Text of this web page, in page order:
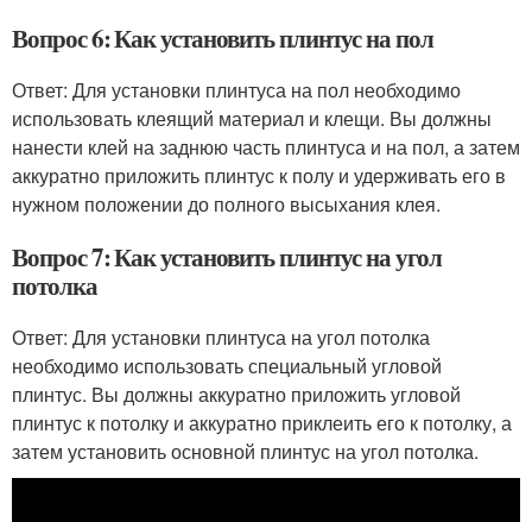
Вопрос 6: Как установить плинтус на пол
Ответ: Для установки плинтуса на пол необходимо
использовать клеящий материал и клещи. Вы должны
нанести клей на заднюю часть плинтуса и на пол, а затем
аккуратно приложить плинтус к полу и удерживать его в
нужном положении до полного высыхания клея.
Вопрос 7: Как установить плинтус на угол
потолка
Ответ: Для установки плинтуса на угол потолка
необходимо использовать специальный угловой
плинтус. Вы должны аккуратно приложить угловой
плинтус к потолку и аккуратно приклеить его к потолку, а
затем установить основной плинтус на угол потолка.